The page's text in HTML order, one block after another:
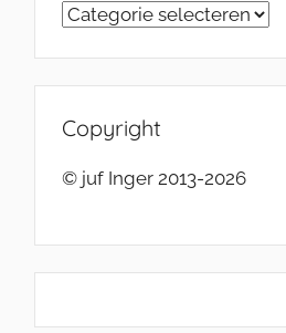
Categorieën
Copyright
© juf Inger 2013-2026